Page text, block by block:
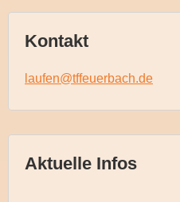
Kontakt
laufen@tffeuerbach.de
Aktuelle Infos